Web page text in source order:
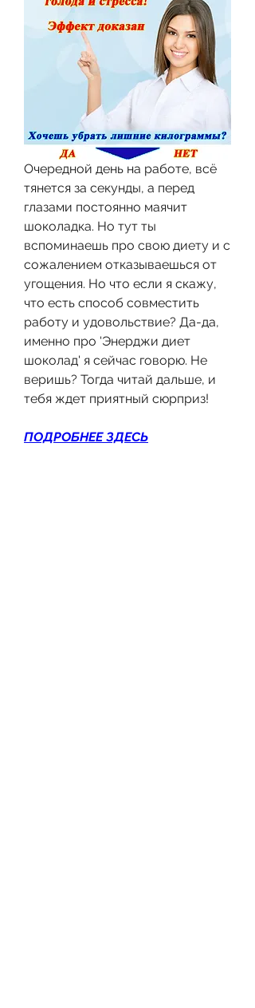
Очередной день на работе, всё
тянется за секунды, а перед
глазами постоянно маячит
шоколадка. Но тут ты
вспоминаешь про свою диету и с
сожалением отказываешься от
угощения. Но что если я скажу,
что есть способ совместить
работу и удовольствие? Да-да,
именно про 'Энерджи диет
шоколад' я сейчас говорю. Не
веришь? Тогда читай дальше, и
тебя ждет приятный сюрприз!
ПОДРОБНЕЕ ЗДЕСЬ